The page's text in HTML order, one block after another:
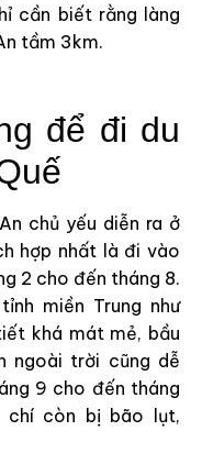
cần biết rằng làng
tầm 3km.
để đi du
chủ yếu diễn ra ở
hợp nhất là đi vào
2 cho đến tháng 8.
miền Trung như
khá mát mẻ, bầu
ngoài trời cũng dễ
9 cho đến tháng
chí còn bị bão lụt,